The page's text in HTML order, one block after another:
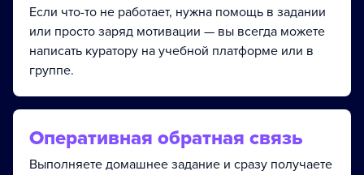
Если что-то не работает, нужна помощь в задании
или просто заряд мотивации — вы всегда можете
написать куратору на учебной платформе или в
группе.
Оперативная обратная связь
Выполняете домашнее задание и сразу получаете